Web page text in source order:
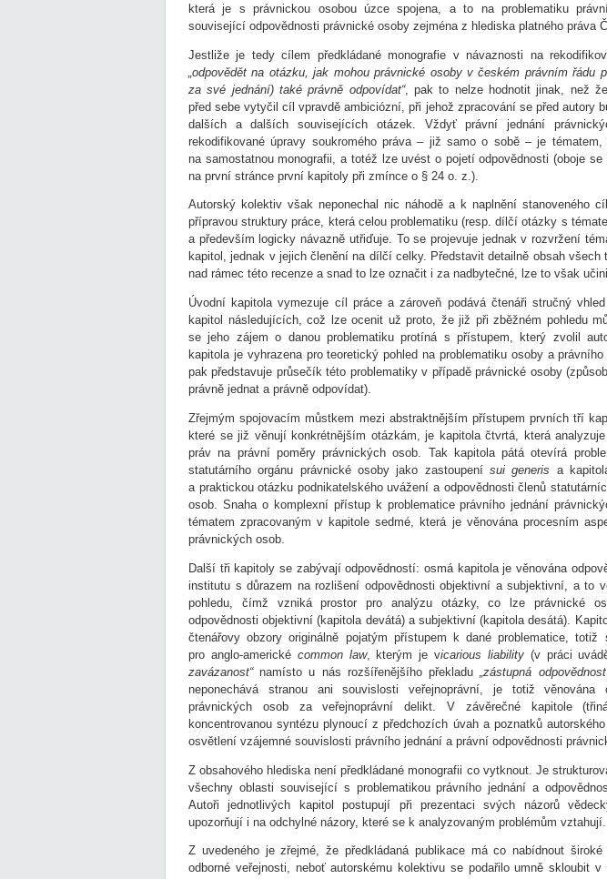
která je s právnickou osobou úzce spojena, a to na problematiku
související odpovědnosti právnické osoby zejména z hlediska platného práva
Jestliže je tedy cílem předkládané monografie v návaznosti na
„odpovědět na otázku, jak mohou právnické osoby v českém právním řádu
za své jednání) také právně odpovídat“, pak to nelze hodnotit jinak, než
před sebe vytyčil cíl vpravdě ambiciózní, při jehož zpracování se před autory
dalších a dalších souvisejících otázek. Vždyť právní jednání
rekodifikované úpravy soukromého práva – již samo o sobě – je
na samostatnou monografii, a totéž lze uvést o pojetí odpovědnosti (oboje se
na první stránce první kapitoly při zmínce o § 24 o. z.).
Autorský kolektiv však neponechal nic náhodě a k naplnění stanoveného
přípravou struktury práce, která celou problematiku (resp. dílčí otázky s
a především logicky návazně utřiďuje. To se projevuje jednak v rozvržení
kapitol, jednak v jejich členění na dílčí celky. Představit detailně obsah všech
nad rámec této recenze a snad to lze označit i za nadbytečné, lze to však
Úvodní kapitola vymezuje cíl práce a zároveň podává čtenáři stručný
kapitol následujících, což lze ocenit už proto, že již při zběžném pohledu
se jeho zájem o danou problematiku protíná s přístupem, který zvolil
kapitola je vyhrazena pro teoretický pohled na problematiku osoby a
pak představuje průsečík této problematiky v případě právnické osoby
právně jednat a právně odpovídat).
Zřejmým spojovacím můstkem mezi abstraktnějším přístupem prvních tří
které se již věnují konkrétnějším otázkám, je kapitola čtvrtá, která
práv na právní poměry právnických osob. Tak kapitola pátá otevírá
statutárního orgánu právnické osoby jako zastoupení sui generis a
a praktickou otázku podnikatelského uvážení a odpovědnosti členů
osob. Snaha o komplexní přístup k problematice právního jednání
tématem zpracovaným v kapitole sedmé, která je věnována procesním
právnických osob.
Další tři kapitoly se zabývají odpovědností: osmá kapitola je věnována
institutu s důrazem na rozlišení odpovědnosti objektivní a subjektivní, a to
pohledu, čímž vzniká prostor pro analýzu otázky, co lze právnické
odpovědnosti objektivní (kapitola devátá) a subjektivní (kapitola desátá).
čtenářovy obzory originálně pojatým přístupem k dané problematice,
pro anglo-americké com­mon law, kterým je vicarious liability (v práci
zavázanost“namísto u nás rozšířenějšího překladu „zástupná
neponechává stranou ani souvislosti veřejnoprávní, je totiž věnována
právnických osob za veřejnoprávní delikt. V závěrečné kapitole
koncentrovanou syntézu plynoucí z předchozích úvah a poznatků
osvětlení vzájemné souvislosti právního jednání a právní odpovědnosti
Z obsahového hlediska není předkládané monografii co vytknout. Je
všechny oblasti související s problematikou právního jednání a
Autoři jednotlivých kapitol postupují při prezentaci svých názorů
upozorňují i na odchylné názory, které se k analyzovaným problémům vztahují.
Z uvedeného je zřejmé, že předkládaná publikace má co nabídnout
odborné veřejnosti, neboť autorskému kolektivu se podařilo umně skloubit v